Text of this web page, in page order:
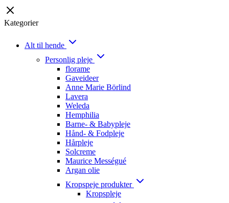
Kategorier
Alt til hende
Personlig pleje
florame
Gaveideer
Anne Marie Börlind
Lavera
Weleda
Hemphilia
Barne- & Babypleje
Hånd- & Fodpleje
Hårpleje
Solcreme
Maurice Mességué
Argan olie
Kropspeje produkter
Kropspleje